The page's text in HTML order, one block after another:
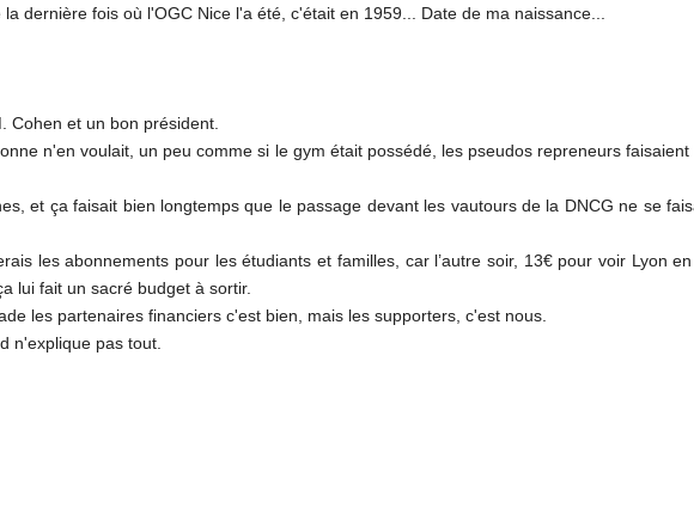
dernière fois où l'OGC Nice l'a été, c'était en 1959... Date de ma naissance...
Cohen et un bon président.
n'en voulait, un peu comme si le gym était possédé, les pseudos repreneurs
et ça faisait bien longtemps que le passage devant les vautours de la DNCG ne se
les abonnements pour les étudiants et familles, car l’autre soir, 13€ pour voir Lyon
lui fait un sacré budget à sortir.
les partenaires financiers c'est bien, mais les supporters, c'est nous.
n'explique pas tout.